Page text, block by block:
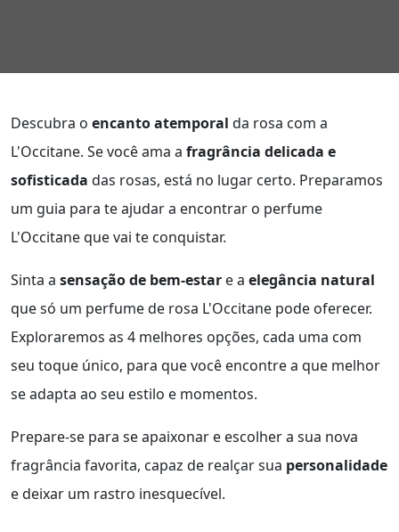
Descubra o encanto atemporal da rosa com a
L'Occitane. Se você ama a fragrância delicada e
sofisticada das rosas, está no lugar certo. Preparamos
um guia para te ajudar a encontrar o perfume
L'Occitane que vai te conquistar.
Sinta a sensação de bem-estar e a elegância natural
que só um perfume de rosa L'Occitane pode oferecer.
Exploraremos as 4 melhores opções, cada uma com
seu toque único, para que você encontre a que melhor
se adapta ao seu estilo e momentos.
Prepare-se para se apaixonar e escolher a sua nova
fragrância favorita, capaz de realçar sua personalidade
e deixar um rastro inesquecível.